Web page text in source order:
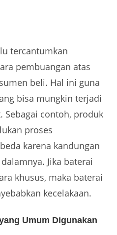
tercantumkan
pembuangan atas
beli. Hal ini guna
bisa mungkin terjadi
Sebagai contoh, produk
proses
karena kandungan
Jika baterai
khusus, maka baterai
kecelakaan.
Umum Digunakan